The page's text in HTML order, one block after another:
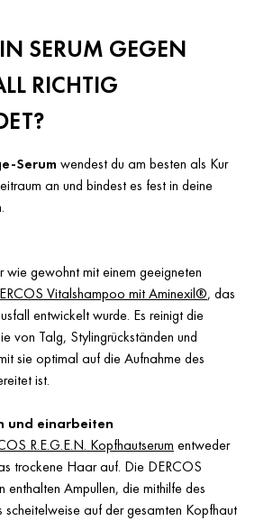
SERUM GEGEN
RICHTIG
Serum wendest du am besten als Kur
an und bindest es fest in deine
wie gewohnt mit einem geeigneten
Vitalshampoo mit Aminexil®, das
entwickelt wurde. Es reinigt die
von Talg, Stylingrückständen und
sie optimal auf die Aufnahme des
ist.
und einarbeiten
R.E.G.E.N. Kopfhautserum entweder
trockene Haar auf. Die DERCOS
enthalten Ampullen, die mithilfe des
auf der gesamten Kopfhaut